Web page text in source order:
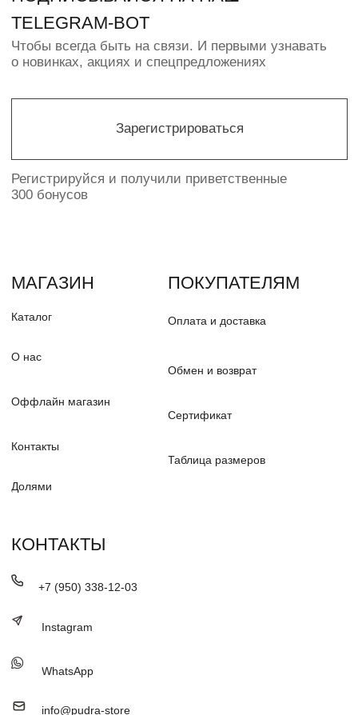
ИП ПАВЛЮК Н.О.
ИНН 550368646478
© PUDRA 2016—2025